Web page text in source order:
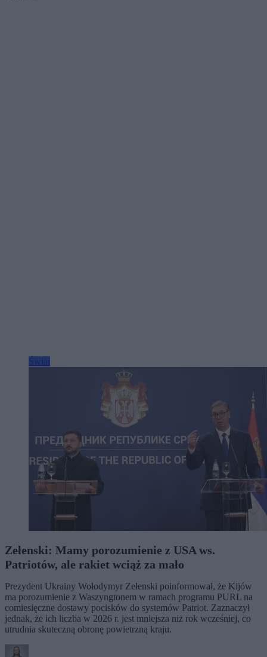
Zełenski: Mamy porozumienie z USA ws.
Patriotów, ale rakiet wciąż za mało
Prezydent Ukrainy Wołodymyr Zełenski poinformował, że Kijów
ma porozumienie z Waszyngtonem w ramach programu PURL na
comiesięczne dostawy pocisków do systemów Patriot. Zaznaczył
jednak, że ich liczba w 2026 r. jest mniejsza niż rok wcześniej, co
utrudnia skuteczną obronę powietrzną kraju.